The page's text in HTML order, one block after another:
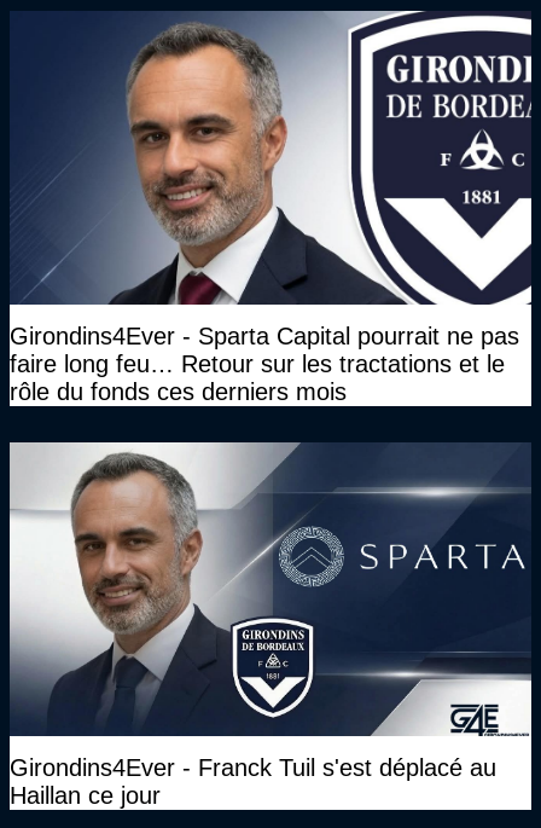
haut niveau"
Girondins4Ever - Sparta Capital pourrait ne pas
faire long feu… Retour sur les tractations et le
rôle du fonds ces derniers mois
Girondins4Ever - Franck Tuil s'est déplacé au
Haillan ce jour